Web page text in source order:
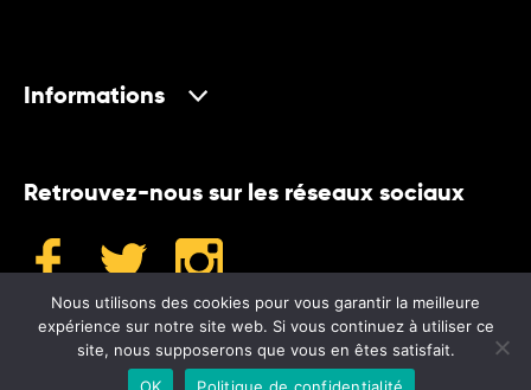
Informations
Retrouvez-nous sur les réseaux sociaux
Nous utilisons des cookies pour vous garantir la meilleure
expérience sur notre site web. Si vous continuez à utiliser ce
site, nous supposerons que vous en êtes satisfait.
OK
Politique de confidentialité